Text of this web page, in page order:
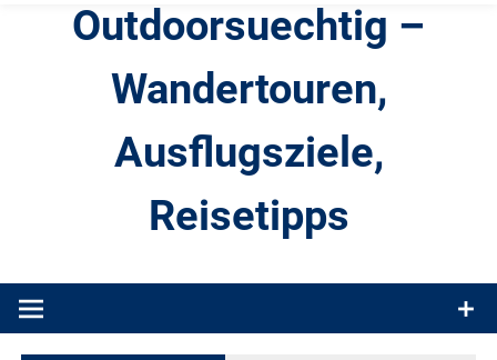
Outdoorsuechtig –
Wandertouren,
Ausflugsziele,
Reisetipps
Produkttests und Buchrezensionen. Ein Blog für alle, die gern